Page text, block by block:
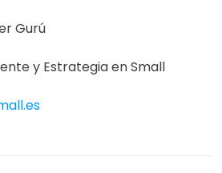
Gurú
y Estrategia en Small